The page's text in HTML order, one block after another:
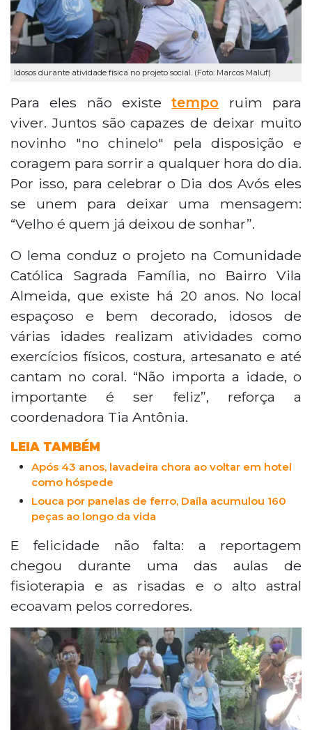
Idosos durante atividade física no projeto social. (Foto: Marcos Maluf)
Para eles não existetempo ruim para
viver. Juntos são capazes de deixar muito
novinho "no chinelo" pela disposição e
coragem para sorrir a qualquer hora do dia.
Por isso, para celebrar o Dia dos Avós eles
se unem para deixar uma mensagem:
“Velho é quem já deixou de sonhar”.
O lema conduz o projeto na Comunidade
Católica Sagrada Família, no Bairro Vila
Almeida, que existe há 20 anos. No local
espaçoso e bem decorado, idosos de
várias idades realizam atividades como
exercícios físicos, costura, artesanato e até
cantam no coral. “Não importa a idade, o
importante é ser feliz”, reforça a
coordenadora Tia Antônia.
LEIA TAMBÉM
Após 43 anos, lavadeira chora ao voltar em hotel
como hóspede
Louca por panelas de ferro, Daíla acumulou 160
peças ao longo da vida
E felicidade não falta: a reportagem
chegou durante uma das aulas de
fisioterapia e as risadas e o alto astral
ecoavam pelos corredores.